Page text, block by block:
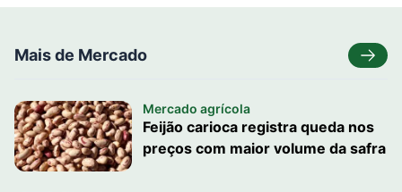
Mais de Mercado
Mercado agrícola
Feijão carioca registra queda nos
preços com maior volume da safra